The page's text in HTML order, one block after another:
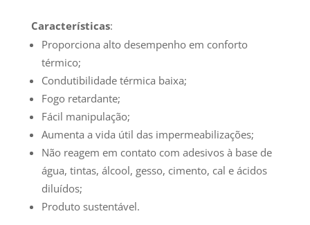
Características:
Proporciona alto desempenho em conforto
térmico;
Condutibilidade térmica baixa;
Fogo retardante;
Fácil manipulação;
Aumenta a vida útil das impermeabilizações;
Não reagem em contato com adesivos à base de
água, tintas, álcool, gesso, cimento, cal e ácidos
diluídos;
Produto sustentável.